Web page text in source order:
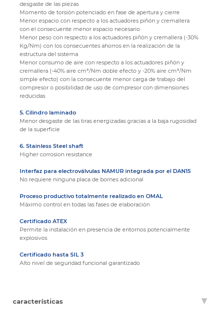
desgaste de las piezas
Momento de torsión potenciado en fase de apertura y cierre
Menor espacio con respecto a los actuadores piñón y cremallera
con el consecuente menor espacio necesario
Menor peso con respecto a los actuadores piñón y cremallera (-30%
Kg/Nm) con los consecuentes ahorros en la realización de la
estructura del sistema
Menor consumo de aire con respecto a los actuadores piñón y
cremallera (-40% aire cm³/Nm doble efecto y -20% aire cm³/Nm
simple efecto) con la consecuente menor carga de trabajo del
compresor o posibilidad de uso de compresor con dimensiones
reducidas
5. Cilindro laminado
Menor desgaste de las tiras energizadas gracias a la baja rugosidad
de la superficie
6. Stainless Steel shaft
Higher corrosion resistance
Interfaz para electroválvulas NAMUR integrada por el DAN15
No requiere ninguna placa de bornes adicional
Proceso productivo totalmente realizado en OMAL
Máximo control en todas las fases de elaboración
Certificado ATEX
Permite la instalación en presencia de entornos potencialmente
explosivos
Certificado hasta SIL 3
Alto nivel de seguridad funcional garantizado
características